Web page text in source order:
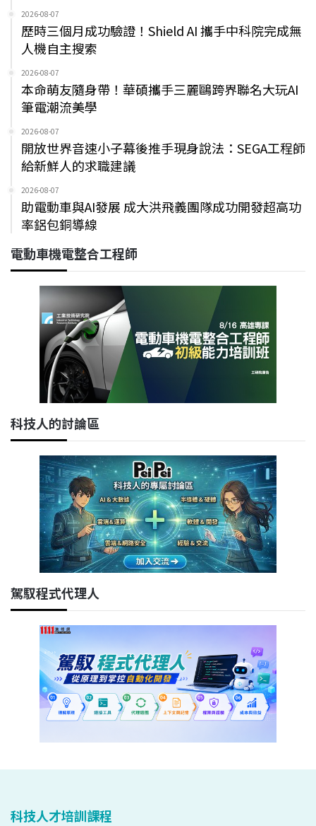
2026-08-07
歷時三個月成功驗證！Shield AI 攜手中科院完成無
人機自主搜索
2026-08-07
本命萌友隨身帶！華碩攜手三麗鷗跨界聯名大玩AI
筆電潮流美學
2026-08-07
開放世界音速小子幕後推手現身說法：SEGA工程師
給新鮮人的求職建議
2026-08-07
助電動車與AI發展 成大洪飛義團隊成功開發超高功
率鋁包銅導線
電動車機電整合工程師
科技人的討論區
駕馭程式代理人
科技人才培訓課程